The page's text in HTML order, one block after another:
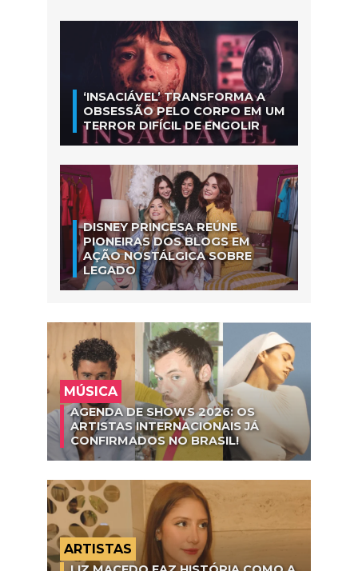
‘INSACIÁVEL’ TRANSFORMA A
OBSESSÃO PELO CORPO EM UM
TERROR DIFÍCIL DE ENGOLIR
DISNEY PRINCESA REÚNE
PIONEIRAS DOS BLOGS EM
AÇÃO NOSTÁLGICA SOBRE
LEGADO
MÚSICA
AGENDA DE SHOWS 2026: OS
ARTISTAS INTERNACIONAIS JÁ
CONFIRMADOS NO BRASIL!
ARTISTAS